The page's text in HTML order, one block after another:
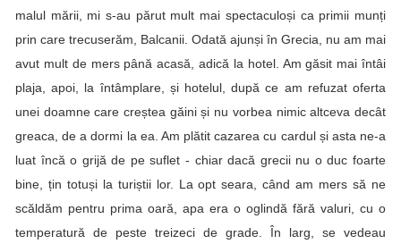
malul mării, mi s-au părut mult mai spectaculoși ca primii munți
prin care trecuserăm, Balcanii. Odată ajunși în Grecia, nu am mai
avut mult de mers până acasă, adică la hotel. Am găsit mai întâi
plaja, apoi, la întâmplare, și hotelul, după ce am refuzat oferta
unei doamne care creștea găini și nu vorbea nimic altceva decât
greaca, de a dormi la ea. Am plătit cazarea cu cardul și asta ne-a
luat încă o grijă de pe suflet - chiar dacă grecii nu o duc foarte
bine, țin totuși la turiștii lor. La opt seara, când am mers să ne
scăldăm pentru prima oară, apa era o oglindă fără valuri, cu o
temperatură de peste treizeci de grade. În larg, se vedeau